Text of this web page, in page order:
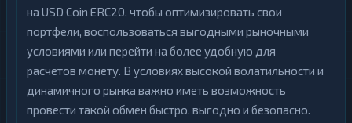
на USD Coin ERC20, чтобы оптимизировать свои
портфели, воспользоваться выгодными рыночными
условиями или перейти на более удобную для
расчетов монету. В условиях высокой волатильности и
динамичного рынка важно иметь возможность
провести такой обмен быстро, выгодно и безопасно.